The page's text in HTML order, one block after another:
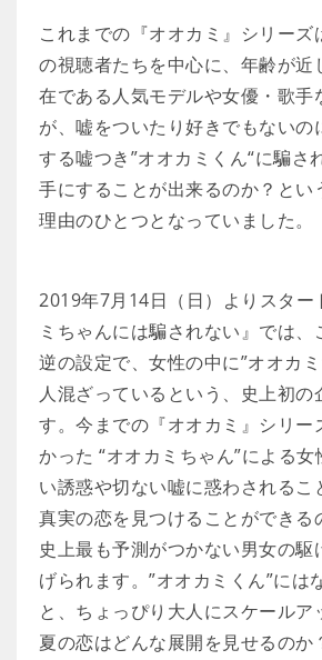
これまでの『オオカミ』シリーズ
の視聴者たちを中心に、年齢が近
在である人気モデルや女優・歌手
が、嘘をついたり好きでもないの
する嘘つき”オオカミくん“に騙さ
手にすることが出来るのか？とい
理由のひとつとなっていました。
2019年7月14日（日）よりスター
ミちゃんには騙されない』では
逆の設定で、女性の中に”オオカ
人混ざっているという、史上初の
す。今までの『オオカミ』シリー
かった “オオカミちゃん”による
い誘惑や切ない嘘に惑わされるこ
真実の恋を見つけることができる
史上最も予測がつかない男女の駆
げられます。”オオカミくん”には
と、ちょっぴり大人にスケールア
夏の恋はどんな展開を見せるのか